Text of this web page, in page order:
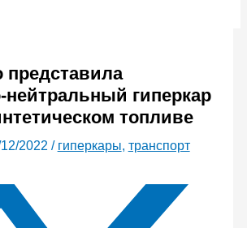
представила
нейтральный гиперкар
топливе
2022 / гиперкары, транспорт